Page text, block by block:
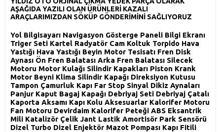
AŞAĞIDA YAZILI OLAN ÜRÜNLERİ KAZALI
ARAÇLARIMIZDAN SÖKÜP GÖNDERİMİNİ SAĞLIYORUZ
Yol Bilgisayarı Navigasyon Gösterge Paneli Bilgi Ekranı
Triger Seti Kartel Radyatör Cam Koltuk Torpido Hava
Yastığı Hava Yastığı Beyin Motor Tesisatı Fren Disk
Aynası Ön Fren Balatası Arka Fren Balatası Silecek
Motoru Motor Kulağı Silindir Kapakları Piston Krank
Motor Beyni Klima Silindir Kapağı Direksiyon Kutusu
Tampon Çamurluk Kapı Far Stop Sinyal Dikiz Aynaları
Panjur Kaput Bagaj Kapağı Debriyaj Seti Debriyaj Çatalı
Kaporta Aksamı Kapı Kolu Aksesuarlar Kalorifer Motoru
Fan Motoru Devirdaim Kalorifer Peteği ABS Eksantrik
Mili Katalizör Çelik Jant Lastik Amortisör Park Sensörü
Dizel Turbo Dizel Enjektör Mazot Pompası Kapı Fitili